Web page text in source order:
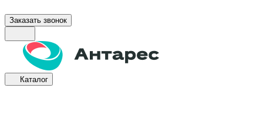
Заказать звонок
Каталог